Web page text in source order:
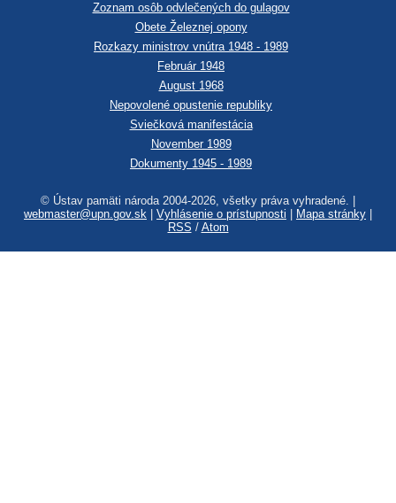
Zoznam osôb odvlečených do gulagov
Obete Železnej opony
Rozkazy ministrov vnútra 1948 - 1989
Február 1948
August 1968
Nepovolené opustenie republiky
Sviečková manifestácia
November 1989
Dokumenty 1945 - 1989
© Ústav pamäti národa 2004-2026, všetky práva vyhradené. |
webmaster@upn.gov.sk
Vyhlásenie o prístupnosti Mapa stránky
RSS / Atom